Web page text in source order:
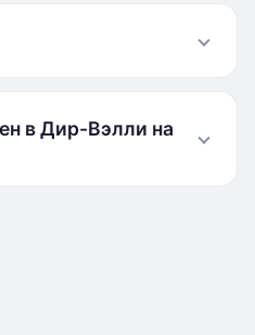
в Дир-Вэлли на